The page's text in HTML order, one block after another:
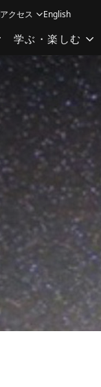
学ぶ・楽しむ
アクセス English